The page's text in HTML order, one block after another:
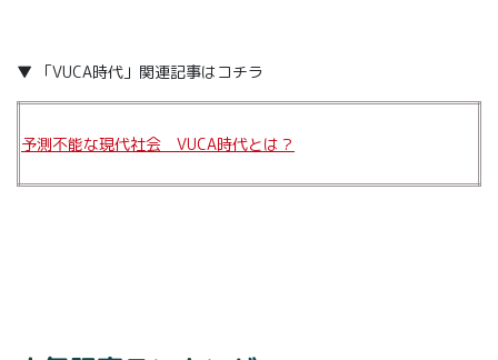
▼ 「VUCA時代」関連記事はコチラ
予測不能な現代社会 VUCA時代とは？